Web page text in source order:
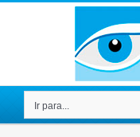
Ir para...